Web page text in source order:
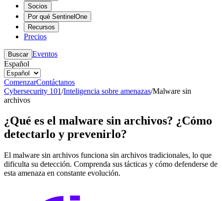
Socios
Por qué SentinelOne
Recursos
Precios
Buscar Eventos
Español
ComenzarContáctanos
Cybersecurity 101/Inteligencia sobre amenazas/Malware sin
archivos
¿Qué es el malware sin archivos? ¿Cómo
detectarlo y prevenirlo?
El malware sin archivos funciona sin archivos tradicionales, lo que
dificulta su detección. Comprenda sus tácticas y cómo defenderse de
esta amenaza en constante evolución.